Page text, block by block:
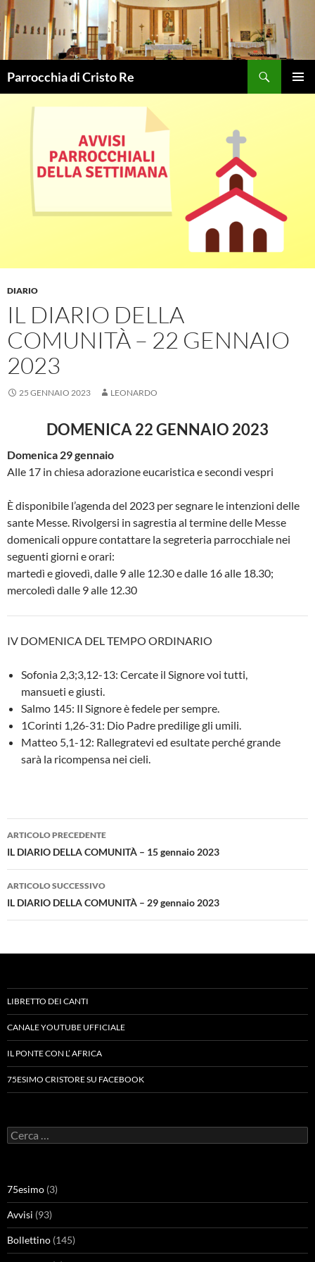
Vai
al
contenuto
Parrocchia di Cristo Re
DIARIO
IL DIARIO DELLA
COMUNITÀ – 22 GENNAIO
2023
25 GENNAIO 2023 LEONARDO
DOMENICA 22 GENNAIO 2023
Domenica 29 gennaio
Alle 17 in chiesa adorazione eucaristica e secondi vespri
È disponibile l’agenda del 2023 per segnare le intenzioni delle
sante Messe. Rivolgersi in sagrestia al termine delle Messe
domenicali oppure contattare la segreteria parrocchiale nei
seguenti giorni e orari:
martedì e giovedì, dalle 9 alle 12.30 e dalle 16 alle 18.30;
mercoledì dalle 9 alle 12.30
IV DOMENICA DEL TEMPO ORDINARIO
Sofonia 2,3;3,12-13: Cercate il Signore voi tutti,
mansueti e giusti.
Salmo 145: Il Signore è fedele per sempre.
1Corinti 1,26-31: Dio Padre predilige gli umili.
Matteo 5,1-12: Rallegratevi ed esultate perché grande
sarà la ricompensa nei cieli.
Navigazione
articolo
ARTICOLO PRECEDENTE
IL DIARIO DELLA COMUNITÀ – 15 gennaio 2023
ARTICOLO SUCCESSIVO
IL DIARIO DELLA COMUNITÀ – 29 gennaio 2023
LIBRETTO DEI CANTI
CANALE YOUTUBE UFFICIALE
IL PONTE CON L’ AFRICA
75ESIMO CRISTORE SU FACEBOOK
Ricerca
per:
75esimo (3)
Avvisi (93)
Bollettino (145)